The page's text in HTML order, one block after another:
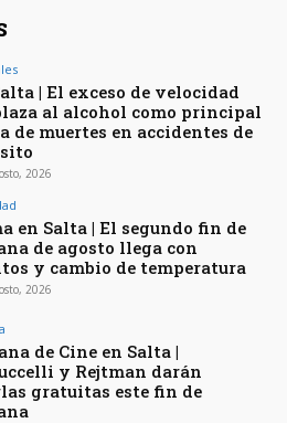
| El exceso de velocidad
al alcohol como principal
de muertes en accidentes de
2026
en Salta | El segundo fin de
de agosto llega con
y cambio de temperatura
2026
de Cine en Salta |
y Rejtman darán
gratuitas este fin de